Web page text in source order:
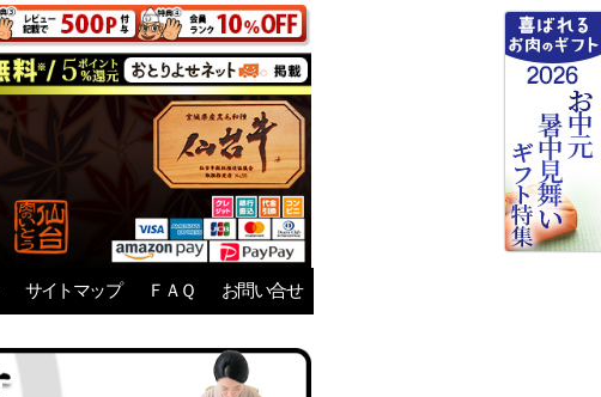
サイトマップ ＦＡＱ お問い合せ